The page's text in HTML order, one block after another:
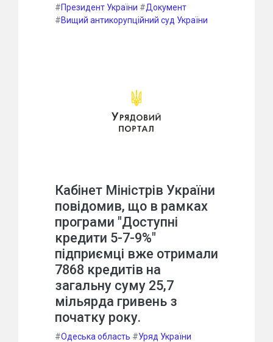
#Президент України #Документ
#Вищий антикорупційний суд України
Кабінет Міністрів України
повідомив, що в рамках
програми "Доступні
кредити 5-7-9%"
підприємці вже отримали
7868 кредитів на
загальну суму 25,7
мільярда гривень з
початку року.
#Одеська область #Уряд України